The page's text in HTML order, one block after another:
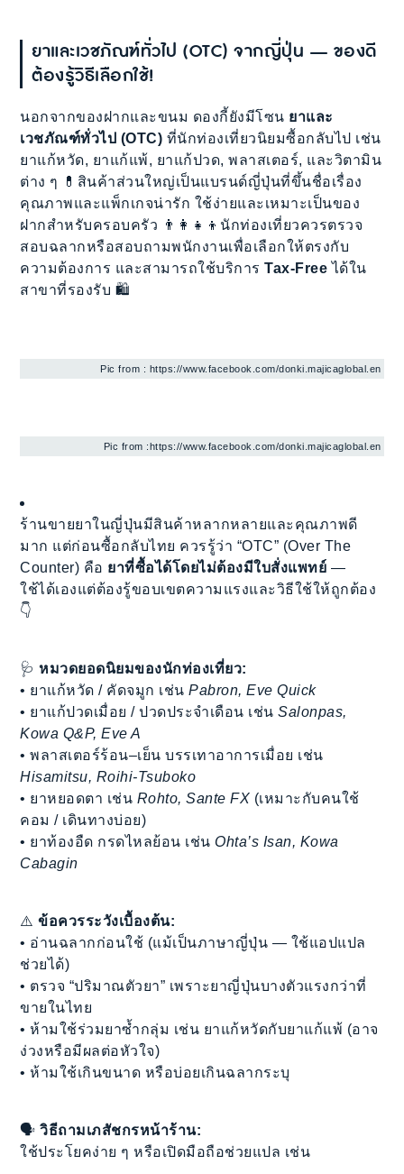
ยาและเวชภัณฑ์ทั่วไป (OTC) จากญี่ปุ่น — ของดี
ต้องรู้วิธีเลือกใช้!
นอกจากของฝากและขนม ดองกี้ยังมีโซน ยาและ
เวชภัณฑ์ทั่วไป (OTC) ที่นักท่องเที่ยวนิยมซื้อกลับไป เช่น
ยาแก้หวัด, ยาแก้แพ้, ยาแก้ปวด, พลาสเตอร์, และวิตามิน
ต่าง ๆ 💊สินค้าส่วนใหญ่เป็นแบรนด์ญี่ปุ่นที่ขึ้นชื่อเรื่อง
คุณภาพและแพ็กเกจน่ารัก ใช้ง่ายและเหมาะเป็นของ
ฝากสำหรับครอบครัว 👨‍👩‍👧‍👦นักท่องเที่ยวควรตรวจ
สอบฉลากหรือสอบถามพนักงานเพื่อเลือกให้ตรงกับ
ความต้องการ และสามารถใช้บริการTax-Free ได้ใน
สาขาที่รองรับ 🛍️
Pic from : https://www.facebook.com/donki.majicaglobal.en
Pic from :https://www.facebook.com/donki.majicaglobal.en
ร้านขายยาในญี่ปุ่นมีสินค้าหลากหลายและคุณภาพดี
มาก แต่ก่อนซื้อกลับไทย ควรรู้ว่า “OTC” (Over The
Counter) คือ ยาที่ซื้อได้โดยไม่ต้องมีใบสั่งแพทย์ —
ใช้ได้เองแต่ต้องรู้ขอบเขตความแรงและวิธีใช้ให้ถูกต้อง
👇
🩺 หมวดยอดนิยมของนักท่องเที่ยว:
• ยาแก้หวัด / คัดจมูก เช่นPabron, Eve Quick
• ยาแก้ปวดเมื่อย / ปวดประจำเดือน เช่นSalonpas,
Kowa Q&P, Eve A
• พลาสเตอร์ร้อน–เย็น บรรเทาอาการเมื่อย เช่น
Hisamitsu, Roihi-Tsuboko
• ยาหยอดตา เช่น Rohto, Sante FX (เหมาะกับคนใช้
คอม / เดินทางบ่อย)
• ยาท้องอืด กรดไหลย้อน เช่นOhta’s Isan, Kowa
Cabagin
⚠️ข้อควรระวังเบื้องต้น:
• อ่านฉลากก่อนใช้ (แม้เป็นภาษาญี่ปุ่น — ใช้แอปแปล
ช่วยได้)
• ตรวจ “ปริมาณตัวยา” เพราะยาญี่ปุ่นบางตัวแรงกว่าที่
ขายในไทย
• ห้ามใช้ร่วมยาซ้ำกลุ่ม เช่น ยาแก้หวัดกับยาแก้แพ้ (อาจ
ง่วงหรือมีผลต่อหัวใจ)
• ห้ามใช้เกินขนาด หรือบ่อยเกินฉลากระบุ
🗣️วิธีถามเภสัชกรหน้าร้าน:
ใช้ประโยคง่าย ๆ หรือเปิดมือถือช่วยแปล เช่น